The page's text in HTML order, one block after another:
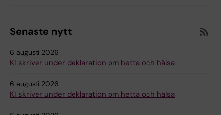
Senaste nytt
6 augusti 2026
KI skriver under deklaration om hetta och hälsa
6 augusti 2026
KI skriver under deklaration om hetta och hälsa